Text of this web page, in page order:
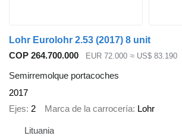
Lohr Eurolohr 2.53 (2017) 8 unit
COP 264.700.000
EUR 72.000 ≈ US$ 83.190
Semirremolque portacoches
2017
Ejes 2 Marca de la carrocería Lohr
Lituania